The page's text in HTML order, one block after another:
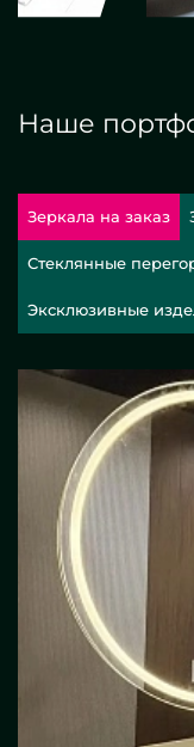
Наше
Зеркала на заказ
Стеклянные
Эксклюзивные